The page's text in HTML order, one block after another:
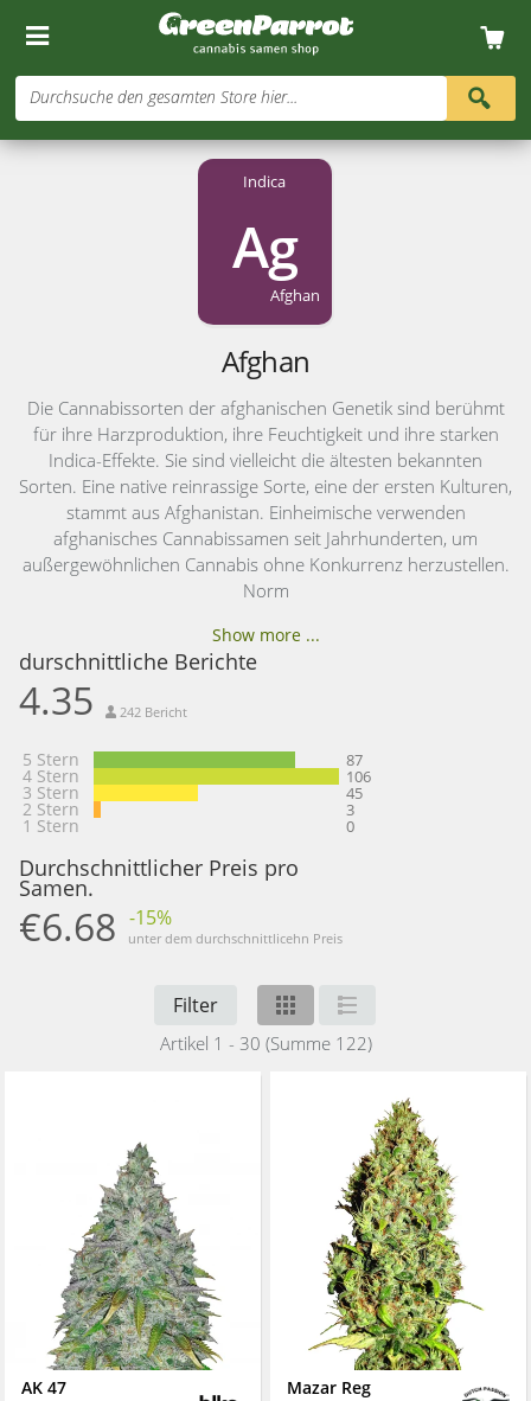
Durchsuche den gesamten Store hier...
Indica
Ag
Afghan
Afghan
Die Cannabissorten der afghanischen Genetik sind berühmt
für ihre Harzproduktion, ihre Feuchtigkeit und ihre starken
Indica-Effekte. Sie sind vielleicht die ältesten bekannten
Sorten. Eine native reinrassige Sorte, eine der ersten Kulturen,
stammt aus Afghanistan. Einheimische verwenden
afghanisches Cannabissamen seit Jahrhunderten, um
außergewöhnlichen Cannabis ohne Konkurrenz herzustellen.
Norm
Show more ...
durschnittliche Berichte
4.35 242 Bericht
5 Stern 87
4 Stern 106
3 Stern 45
2 Stern 3
1 Stern 0
Durchschnittlicher Preis pro
Samen.
€6.68 -15%
unter dem durchschnittlicehn Preis
Filter
Artikel 1 - 30 (Summe 122)
AK 47 Mazar Reg